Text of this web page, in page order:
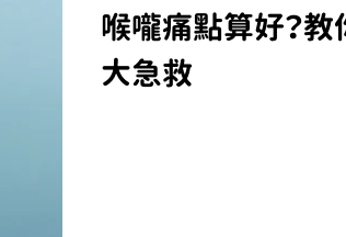
喉嚨痛點算好？
大急救